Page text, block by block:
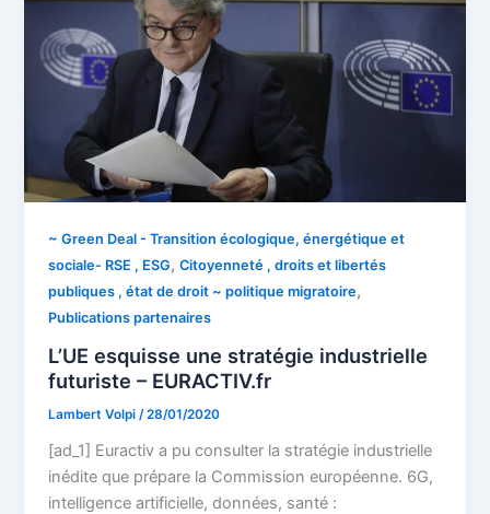
~ Green Deal - Transition écologique, énergétique et
sociale- RSE , ESG,Citoyenneté , droits et libertés
publiques , état de droit ~ politique migratoire,
Publications partenaires
L’UE esquisse une stratégie industrielle
futuriste – EURACTIV.fr
Lambert Volpi/28/01/2020
[ad_1] Euractiv a pu consulter la stratégie industrielle
inédite que prépare la Commission européenne. 6G,
intelligence artificielle, données, santé :